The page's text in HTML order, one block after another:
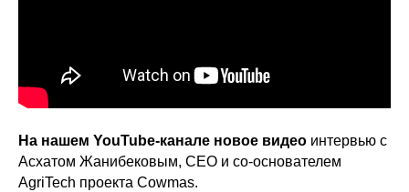
На нашем YouTube-канале новое видео интервью с
Асхатом Жанибековым, CEO и со-основателем
AgriTech проекта Cowmas.